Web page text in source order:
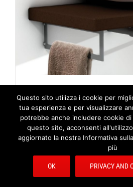
Questo sito utilizza i cookie per
tua esperienza e per visualizzare
potrebbe anche includere cookie
questo sito, acconsenti
aggiornato la nostra Informativa
più
OK PRIVACY AND